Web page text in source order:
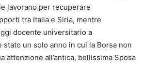
lavorano per recuperare
tra Italia e Siria, mentre
docente universitario a
stato un solo anno in cui la Borsa non
attenzione all’antica, bellissima Sposa